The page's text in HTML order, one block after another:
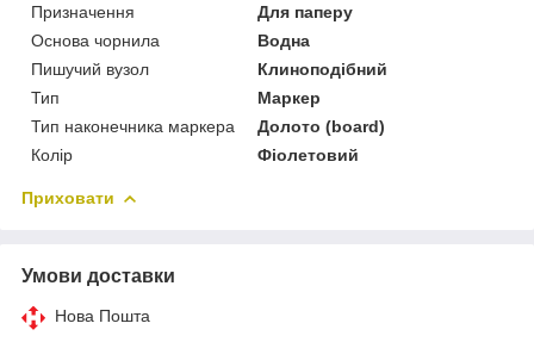
Призначення
Для паперу
Основа чорнила
Водна
Пишучий вузол
Клиноподібний
Тип
Маркер
Тип наконечника маркера
Долото (board)
Колір
Фіолетовий
Приховати
Умови доставки
Нова Пошта